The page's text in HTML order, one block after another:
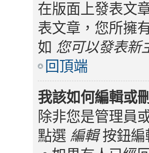
在版面上發表文
表文章，您所擁
如 您可以發表新
回頂端
我該如何編輯或
除非您是管理員
點選 編輯按鈕編